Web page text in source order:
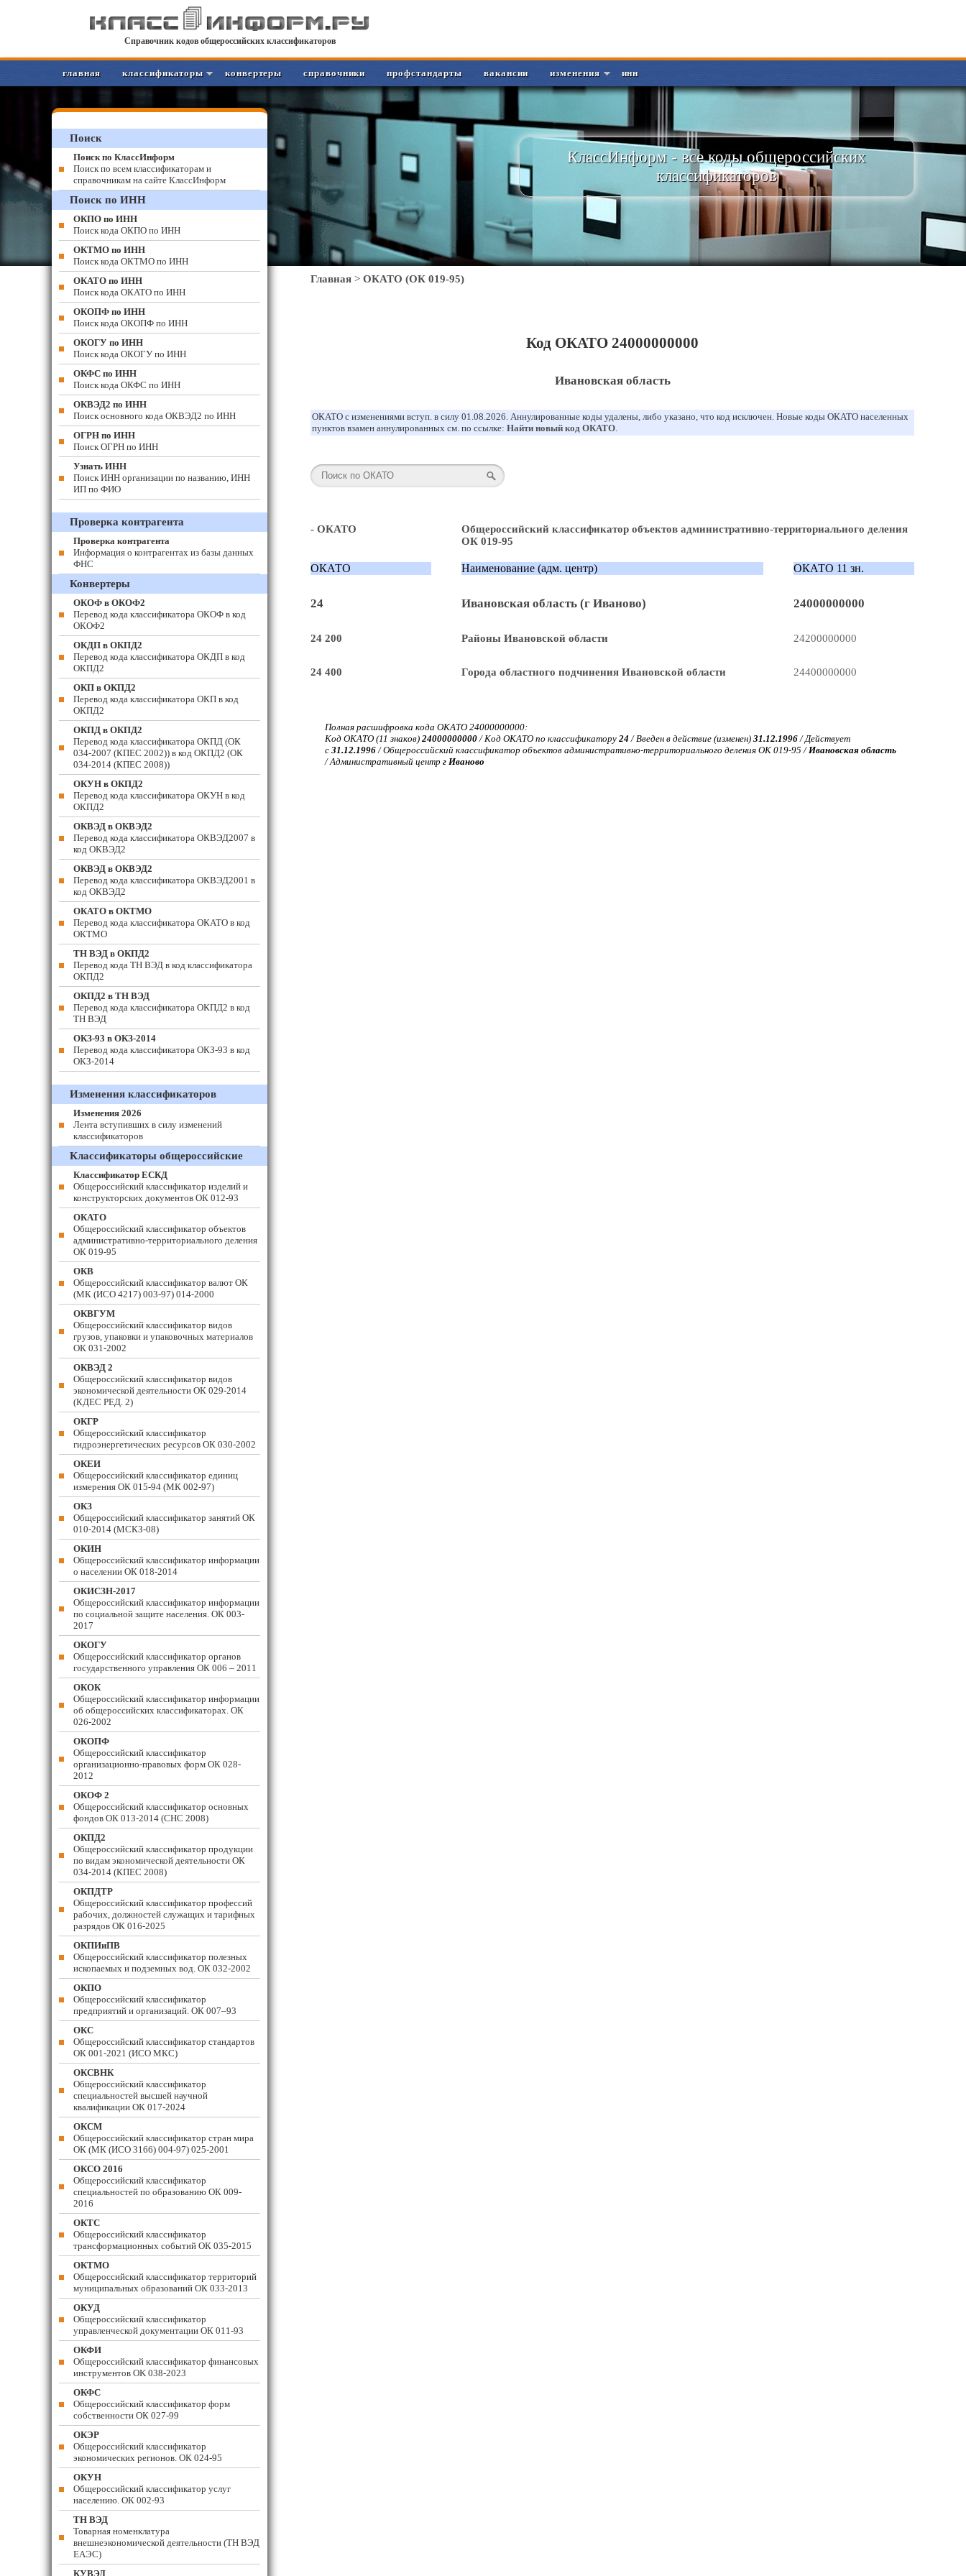
Справочник кодов общероссийских классификаторов
главная классификаторы конвертеры справочники профстандарты вакансии изменения инн
КлассИнформ - все коды общероссийских
классификаторов
Главная > ОКАТО (ОК 019-95)
Код ОКАТО 24000000000
Ивановская область
ОКАТО с изменениями вступ. в силу 01.08.2026. Аннулированные коды удалены, либо указано, что код исключен. Новые коды ОКАТО населенных
пунктов взамен аннулированных см. по ссылке: Найти новый код ОКАТО.
- ОКАТО
Общероссийский классификатор объектов административно-территориального деления
ОК 019-95
ОКАТО Наименование (адм. центр) ОКАТО 11 зн.
24 Ивановская область (г Иваново) 24000000000
24 200 Районы Ивановской области 24200000000
24 400 Города областного подчинения Ивановской области 24400000000
Полная расшифровка кода ОКАТО 24000000000:
Код ОКАТО (11 знаков) 24000000000/ Код ОКАТО по классификатору 24 / Введен в действие (изменен) 31.12.1996/ Действует
с 31.12.1996/ Общероссийский классификатор объектов административно-территориального деления ОК 019-95 /Ивановская область
/ Административный центр г Иваново
Поиск
Поиск по КлассИнформ
Поиск по всем классификаторам и
справочникам на сайте КлассИнформ
Поиск по ИНН
ОКПО по ИНН
Поиск кода ОКПО по ИНН
ОКТМО по ИНН
Поиск кода ОКТМО по ИНН
ОКАТО по ИНН
Поиск кода ОКАТО по ИНН
ОКОПФ по ИНН
Поиск кода ОКОПФ по ИНН
ОКОГУ по ИНН
Поиск кода ОКОГУ по ИНН
ОКФС по ИНН
Поиск кода ОКФС по ИНН
ОКВЭД2 по ИНН
Поиск основного кода ОКВЭД2 по ИНН
ОГРН по ИНН
Поиск ОГРН по ИНН
Узнать ИНН
Поиск ИНН организации по названию, ИНН
ИП по ФИО
Проверка контрагента
Проверка контрагента
Информация о контрагентах из базы данных
ФНС
Конвертеры
ОКОФ в ОКОФ2
Перевод кода классификатора ОКОФ в код
ОКОФ2
ОКДП в ОКПД2
Перевод кода классификатора ОКДП в код
ОКПД2
ОКП в ОКПД2
Перевод кода классификатора ОКП в код
ОКПД2
ОКПД в ОКПД2
Перевод кода классификатора ОКПД (ОК
034-2007 (КПЕС 2002)) в код ОКПД2 (ОК
034-2014 (КПЕС 2008))
ОКУН в ОКПД2
Перевод кода классификатора ОКУН в код
ОКПД2
ОКВЭД в ОКВЭД2
Перевод кода классификатора ОКВЭД2007 в
код ОКВЭД2
ОКВЭД в ОКВЭД2
Перевод кода классификатора ОКВЭД2001 в
код ОКВЭД2
ОКАТО в ОКТМО
Перевод кода классификатора ОКАТО в код
ОКТМО
ТН ВЭД в ОКПД2
Перевод кода ТН ВЭД в код классификатора
ОКПД2
ОКПД2 в ТН ВЭД
Перевод кода классификатора ОКПД2 в код
ТН ВЭД
ОКЗ-93 в ОКЗ-2014
Перевод кода классификатора ОКЗ-93 в код
ОКЗ-2014
Изменения классификаторов
Изменения 2026
Лента вступивших в силу изменений
классификаторов
Классификаторы общероссийские
Классификатор ЕСКД
Общероссийский классификатор изделий и
конструкторских документов ОК 012-93
ОКАТО
Общероссийский классификатор объектов
административно-территориального деления
ОК 019-95
ОКВ
Общероссийский классификатор валют ОК
(МК (ИСО 4217) 003-97) 014-2000
ОКВГУМ
Общероссийский классификатор видов
грузов, упаковки и упаковочных материалов
ОК 031-2002
ОКВЭД 2
Общероссийский классификатор видов
экономической деятельности ОК 029-2014
(КДЕС РЕД. 2)
ОКГР
Общероссийский классификатор
гидроэнергетических ресурсов ОК 030-2002
ОКЕИ
Общероссийский классификатор единиц
измерения ОК 015-94 (МК 002-97)
ОКЗ
Общероссийский классификатор занятий ОК
010-2014 (МСКЗ-08)
ОКИН
Общероссийский классификатор информации
о населении ОК 018-2014
ОКИСЗН-2017
Общероссийский классификатор информации
по социальной защите населения. ОК 003-
2017
ОКОГУ
Общероссийский классификатор органов
государственного управления ОК 006 – 2011
ОКОК
Общероссийский классификатор информации
об общероссийских классификаторах. ОК
026-2002
ОКОПФ
Общероссийский классификатор
организационно-правовых форм ОК 028-
2012
ОКОФ 2
Общероссийский классификатор основных
фондов ОК 013-2014 (СНС 2008)
ОКПД2
Общероссийский классификатор продукции
по видам экономической деятельности ОК
034-2014 (КПЕС 2008)
ОКПДТР
Общероссийский классификатор профессий
рабочих, должностей служащих и тарифных
разрядов ОК 016-2025
ОКПИиПВ
Общероссийский классификатор полезных
ископаемых и подземных вод. ОК 032-2002
ОКПО
Общероссийский классификатор
предприятий и организаций. ОК 007–93
ОКС
Общероссийский классификатор стандартов
ОК 001-2021 (ИСО МКС)
ОКСВНК
Общероссийский классификатор
специальностей высшей научной
квалификации ОК 017-2024
ОКСМ
Общероссийский классификатор стран мира
ОК (МК (ИСО 3166) 004-97) 025-2001
ОКСО 2016
Общероссийский классификатор
специальностей по образованию ОК 009-
2016
ОКТС
Общероссийский классификатор
трансформационных событий ОК 035-2015
ОКТМО
Общероссийский классификатор территорий
муниципальных образований ОК 033-2013
ОКУД
Общероссийский классификатор
управленческой документации ОК 011-93
ОКФИ
Общероссийский классификатор финансовых
инструментов OK 038-2023
ОКФС
Общероссийский классификатор форм
собственности ОК 027-99
ОКЭР
Общероссийский классификатор
экономических регионов. ОК 024-95
ОКУН
Общероссийский классификатор услуг
населению. ОК 002-93
ТН ВЭД
Товарная номенклатура
внешнеэкономической деятельности (ТН ВЭД
ЕАЭС)
КУВЭД